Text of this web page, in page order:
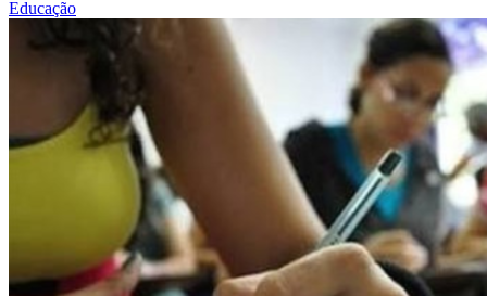
Educação